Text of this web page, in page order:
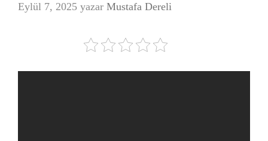
Eylül 7, 2025 yazar Mustafa Dereli